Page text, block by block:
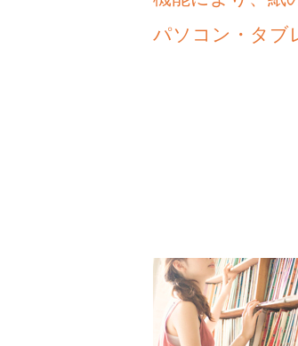
パソコン・タブ